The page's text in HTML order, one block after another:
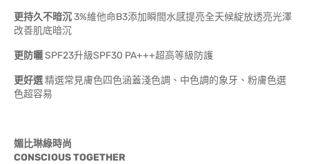
更持久不暗沉3%維他命B3添加瞬間水感提亮全天候綻放透亮光澤
改善肌底暗沉
更防曬SPF23升級SPF30 PA+++超高等級防護
更好選精選常見膚色四色涵蓋淺色調、中色調的象牙、粉膚色選
色超容易
媚比琳綠時尚
CONSCIOUS TOGETHER